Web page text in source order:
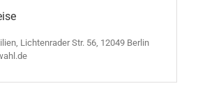
Lichtenrader Str. 56, 12049 Berlin